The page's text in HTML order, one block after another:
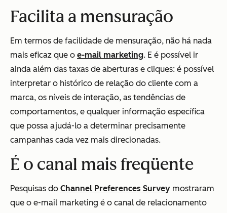
Facilita a mensuração
Em termos de facilidade de mensuração, não há nada
mais eficaz que o e-mail marketing. E é possível ir
ainda além das taxas de aberturas e cliques: é possível
interpretar o histórico de relação do cliente com a
marca, os níveis de interação, as tendências de
comportamentos, e qualquer informação específica
que possa ajudá-lo a determinar precisamente
campanhas cada vez mais direcionadas.
É o canal mais freqüente
Pesquisas do Channel Preferences Survey mostraram
que o e-mail marketing é o canal de relacionamento